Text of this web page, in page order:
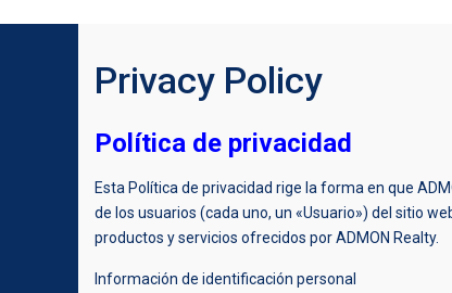
Privacy Policy
Política de privacidad
Esta Política de privacidad rige la forma en que
de los usuarios (cada uno, un «Usuario») del sitio
productos y servicios ofrecidos por ADMON Realty.
Información de identificación personal